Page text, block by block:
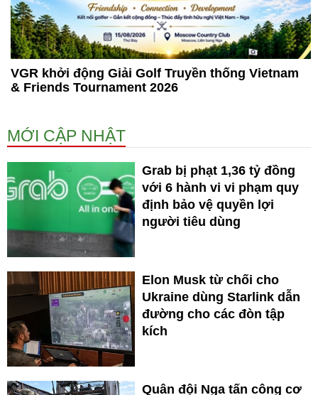
VGR khởi động Giải Golf Truyền thống Vietnam
& Friends Tournament 2026
MỚI CẬP NHẬT
Grab bị phạt 1,36 tỷ đồng
với 6 hành vi vi phạm quy
định bảo vệ quyền lợi
người tiêu dùng
Elon Musk từ chối cho
Ukraine dùng Starlink dẫn
đường cho các đòn tập
kích
Quân đội Nga tấn công cơ